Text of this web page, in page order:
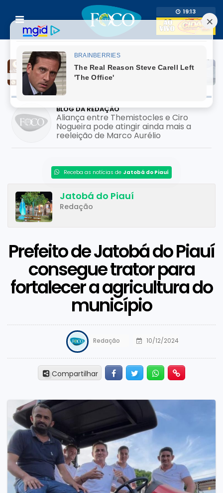
19:13
BLOG DA REDAÇÃO
Aliança entre Themistocles e Ciro
Nogueira pode atingir ainda mais a
reeleição de Marco Aurélio
Receba as notícias de Jatobá do Piauí
Jatobá do Piauí
Redação
Prefeito de Jatobá do Piauí
consegue trator para
fortalecer a agricultura do
município
Redação 10/12/2024
Compartilhar FacebookTwitter Whatsapp